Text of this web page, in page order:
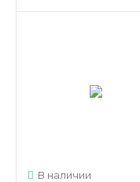
В наличии